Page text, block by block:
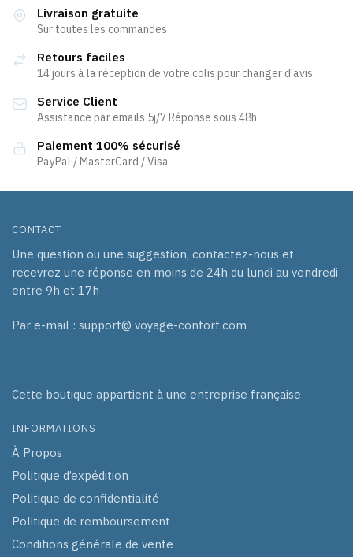
variations.
Les
peuvent
choisies
sur
la
page
peuvent
être
Livraison gratuite
Sur toutes les commandes
Retours faciles
14 jours à la réception de votre colis pour changer d'avis
Service Client
Assistance par emails 5j/7 Réponse sous 48h
Paiement 100% sécurisé
PayPal / MasterCard / Visa
CONTACT
Une question ou une suggestion, contactez-nous et
recevrez une réponse en moins de 24h du lundi au vendredi
entre 9h et 17h
Par e-mail : support@ voyage-confort.com
Cette boutique appartient à une entreprise française
INFORMATIONS
À Propos
Politique d’expédition
Politique de confidentialité
Politique de remboursement
Conditions générale de vente